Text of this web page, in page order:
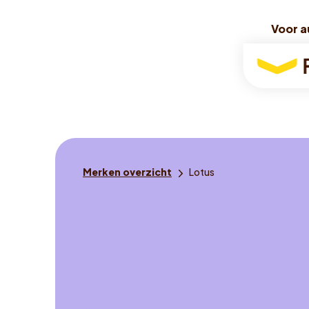
Voor
Voor
Voor
Je
Merken overzicht Lotus